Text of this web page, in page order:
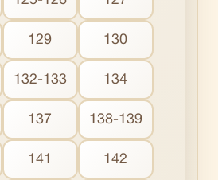
129 130
132-133 134
137 138-139
141 142